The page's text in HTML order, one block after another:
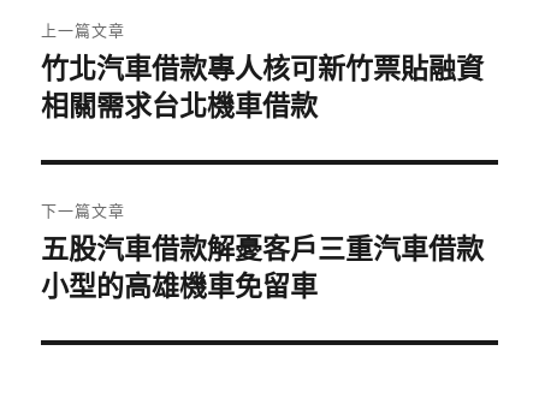
章
導
覽
上一篇文章
上
一
文
章:
竹北汽車借款專人核可新竹票貼融資
相關需求台北機車借款
下一篇文章
下
一
文
五股汽車借款解憂客戶三重汽車借款
小型的高雄機車免留車